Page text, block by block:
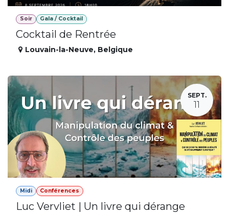
Soir Gala / Cocktail
Cocktail de Rentrée
Louvain-la-Neuve, Belgique
SEPT.
11
Midi Conférences
Luc Vervliet | Un livre qui dérange